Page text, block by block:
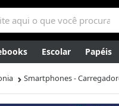
Escolar Papéis
Higiene Mídias
Smartphones -